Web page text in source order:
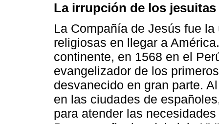
La irrupción de los
La Compañía de Jesús fue
religiosas en llegar a
continente, en 1568 en el
evangelizador de los
desvanecido en gran parte.
en las ciudades de
para atender las